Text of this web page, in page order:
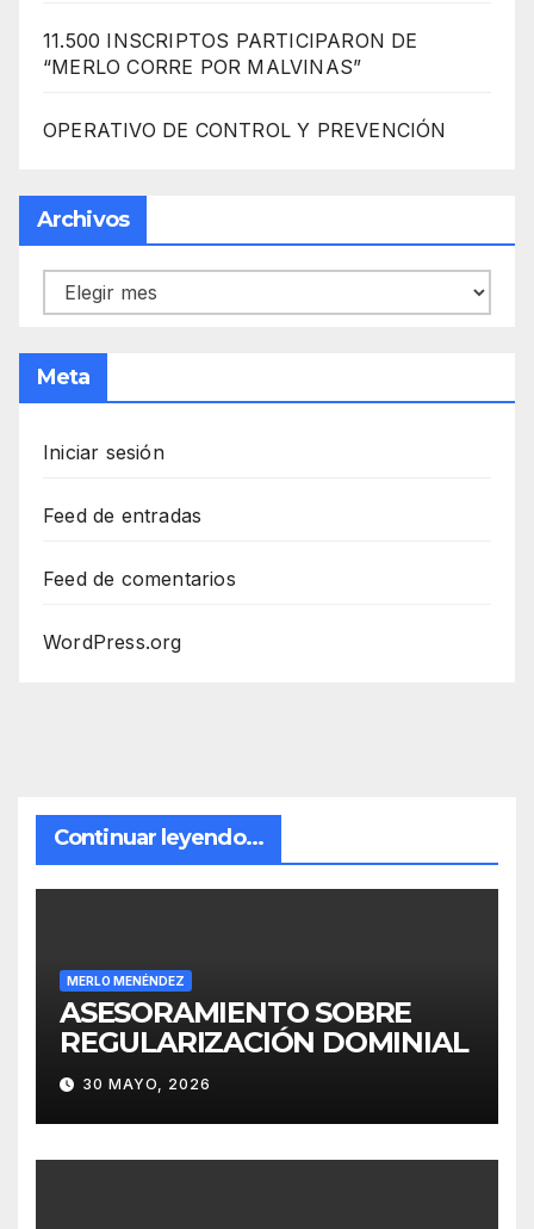
11.500 INSCRIPTOS PARTICIPARON DE
“MERLO CORRE POR MALVINAS”
OPERATIVO DE CONTROL Y PREVENCIÓN
Archivos
Archivos
Meta
Iniciar sesión
Feed de entradas
Feed de comentarios
WordPress.org
Continuar leyendo...
MERLO MENÉNDEZ
ASESORAMIENTO SOBRE
REGULARIZACIÓN DOMINIAL
30 MAYO, 2026